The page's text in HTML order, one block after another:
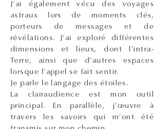
J’ai également vécu des voyages
astraux lors de moments clés,
porteurs de messages et de
révélations. J’ai exploré différentes
dimensions et lieux, dont l’intra-
Terre, ainsi que d’autres espaces
lorsque l’appel se fait sentir.
Je parle le langage des étoiles.
La clairaudience est mon outil
principal. En parallèle, j’œuvre à
travers les savoirs qui m’ont été